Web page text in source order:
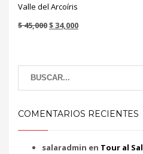
Valle del Arcoíris
$45,000$34,000
COMENTARIOS RECIENTES
salaradmin en Tour al